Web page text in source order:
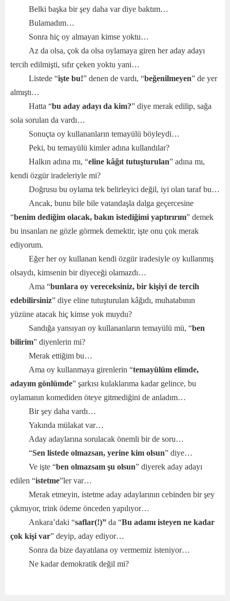
Belki başka bir şey daha var diye baktım…
Bulamadım…
Sonra hiç oy almayan kimse yoktu…
Az da olsa, çok da olsa oylamaya giren her aday adayı
tercih edilmişti, sıfır çeken yoktu yani…
Listede “işte bu!” denen de vardı, “beğenilmeyen” de yer
almıştı…
Hatta “bu aday adayı da kim?” diye merak edilip, sağa
sola sorulan da vardı…
Sonuçta oy kullananların temayülü böyleydi…
Peki, bu temayülü kimler adına kullandılar?
Halkın adına mı, “eline kâğıt tutuşturulan” adına mı,
kendi özgür iradeleriyle mi?
Doğrusu bu oylama tek belirleyici değil, iyi olan taraf bu…
Ancak, bunu bile bile vatandaşla dalga geçercesine
“benim dediğim olacak, bakın istediğimi yaptırırım” demek
bu insanları ne gözle görmek demektir, işte onu çok merak
ediyorum.
Eğer her oy kullanan kendi özgür iradesiyle oy kullanmış
olsaydı, kimsenin bir diyeceği olamazdı…
Ama “bunlara oy vereceksiniz, bir kişiyi de tercih
edebilirsiniz” diye eline tutuşturulan kâğıdı, muhatabının
yüzüne atacak hiç kimse yok muydu?
Sandığa yansıyan oy kullananların temayülü mü, “ben
bilirim” diyenlerin mi?
Merak ettiğim bu…
Ama oy kullanmaya girenlerin “temayülüm elimde,
adayım gönlümde” şarkısı kulaklarıma kadar gelince, bu
oylamanın komediden öteye gitmediğini de anladım…
Bir şey daha vardı…
Yakında mülakat var…
Aday adaylarına sorulacak önemli bir de soru…
“Sen listede olmazsan, yerine kim olsun” diye…
Ve işte “ben olmazsam şu olsun” diyerek aday adayı
edilen “istetme”ler var…
Merak etmeyin, istetme aday adaylarının cebinden bir şey
çıkmıyor, trink ödeme önceden yapılıyor…
Ankara’daki “saflar(!)” da “Bu adamı isteyen ne kadar
çok kişi var” deyip, aday ediyor…
Sonra da bize dayatılana oy vermemiz isteniyor…
Ne kadar demokratik değil mi?